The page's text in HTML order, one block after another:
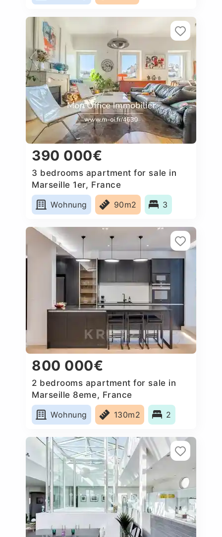
390 000€
3 bedrooms apartment for sale in
Marseille 1er, France
Wohnung
90m2 3
800 000€
2 bedrooms apartment for sale in
Marseille 8eme, France
Wohnung
130m2 2